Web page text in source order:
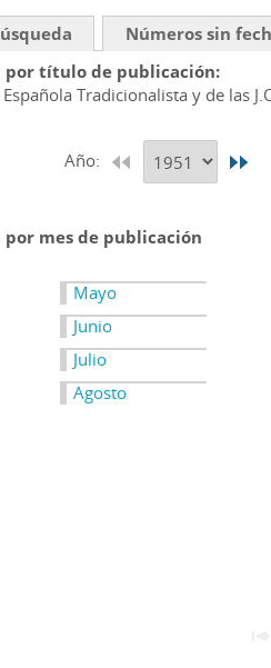
Números sin
por título de publicación
Tradicionalista y de las
Año:
mes de publicación
Mayo
Junio
Julio
Agosto